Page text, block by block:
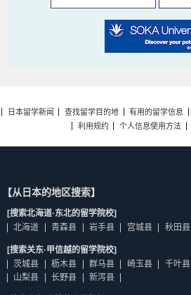
日本留学新闻 查找留学目的地 有用的留学信息
利用规约
个人信息使用方法
【从日本的地区搜索】
[搜索北海道·东北的留学院校]
北海道
青森县 岩手县 宫城县 秋田县
[搜索关东·甲信越的留学院校]
茨城县
枥木县 群马县 崎玉县 千叶县
山梨县
长野县 新泻县